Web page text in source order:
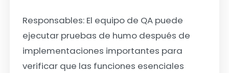
Responsables: El equipo de QA puede
ejecutar pruebas de humo después de
implementaciones importantes para
verificar que las funciones esenciales